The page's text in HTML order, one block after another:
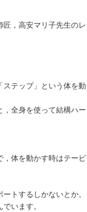
ョ
匠，高安マリ子先生のレ
テップ」という体を動
，全身を使って結構ハー
体を動かす時はテーピ
トするしかないとか。
います。